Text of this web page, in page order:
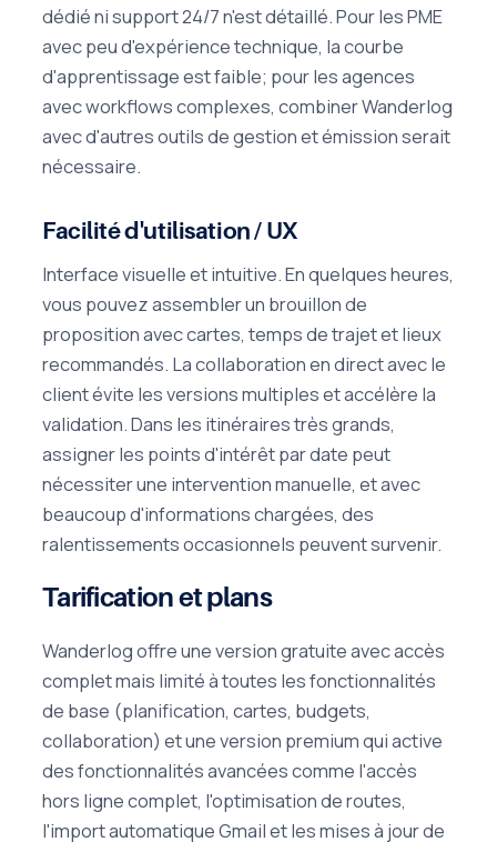
dédié ni support 24/7 n'est détaillé. Pour les PME
avec peu d'expérience technique, la courbe
d'apprentissage est faible; pour les agences
avec workflows complexes, combiner Wanderlog
avec d'autres outils de gestion et émission serait
nécessaire.
Facilité d'utilisation / UX
Interface visuelle et intuitive. En quelques heures,
vous pouvez assembler un brouillon de
proposition avec cartes, temps de trajet et lieux
recommandés. La collaboration en direct avec le
client évite les versions multiples et accélère la
validation. Dans les itinéraires très grands,
assigner les points d'intérêt par date peut
nécessiter une intervention manuelle, et avec
beaucoup d'informations chargées, des
ralentissements occasionnels peuvent survenir.
Tarification et plans
Wanderlog offre une version gratuite avec accès
complet mais limité à toutes les fonctionnalités
de base (planification, cartes, budgets,
collaboration) et une version premium qui active
des fonctionnalités avancées comme l'accès
hors ligne complet, l'optimisation de routes,
l'import automatique Gmail et les mises à jour de